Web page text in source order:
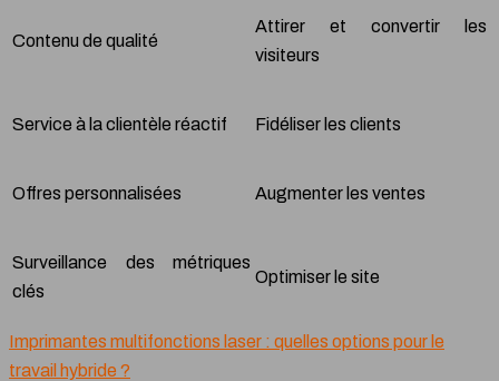
Contenu de qualité
Attirer et convertir les
visiteurs
Service à la clientèle réactif Fidéliser les clients
Offres personnalisées Augmenter les ventes
Surveillance des métriques
clés
Optimiser le site
Imprimantes multifonctions laser : quelles options pour le
travail hybride ?